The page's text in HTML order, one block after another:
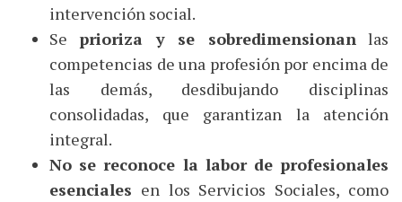
intervención social.
Se prioriza y se sobredimensionan las
competencias de una profesión por encima de
las demás, desdibujando disciplinas
consolidadas, que garantizan la atención
integral.
No se reconoce la labor de profesionales
esenciales en los Servicios Sociales, como